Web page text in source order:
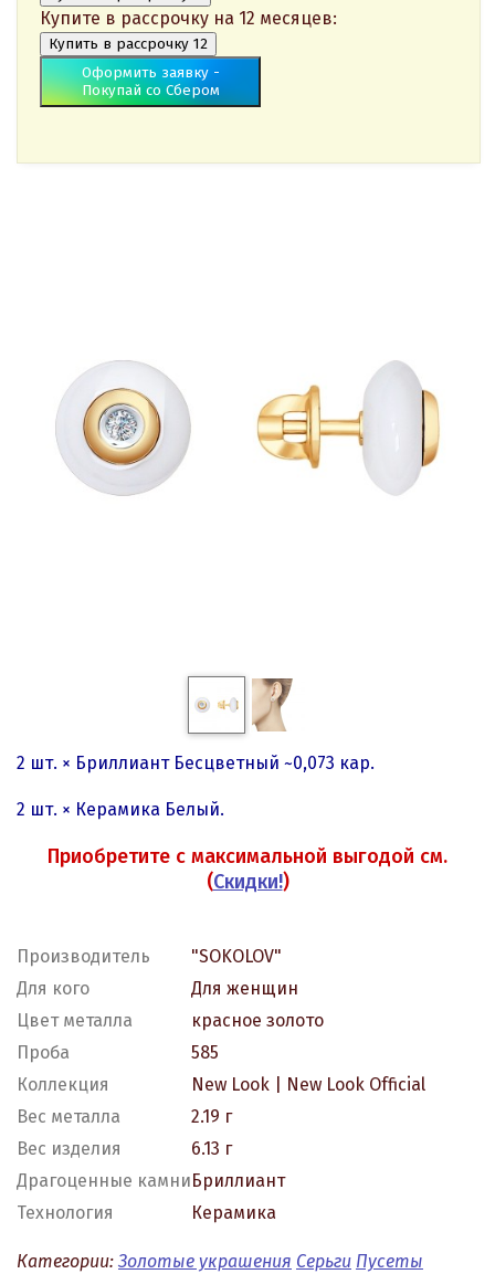
Купите в рассрочку на 12 месяцев:
Купить в рассрочку 12
Оформить заявку -
Покупай со Сбером
2 шт. × Бриллиант Бесцветный ~0,073 кар.
2 шт. × Керамика Белый.
Приобретите с максимальной выгодой см.
(Скидки!)
Производитель
"SOKOLOV"
Для кого
Для женщин
Цвет металла
красное золото
Проба
585
Коллекция
New Look | New Look Official
Вес металла
2.19 г
Вес изделия
6.13 г
Драгоценные камниБриллиант
Технология
Керамика
Категории: Золотые украшения Серьги Пусеты